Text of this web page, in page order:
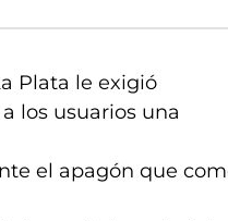
Plata le exigió
los usuarios una
el apagón que